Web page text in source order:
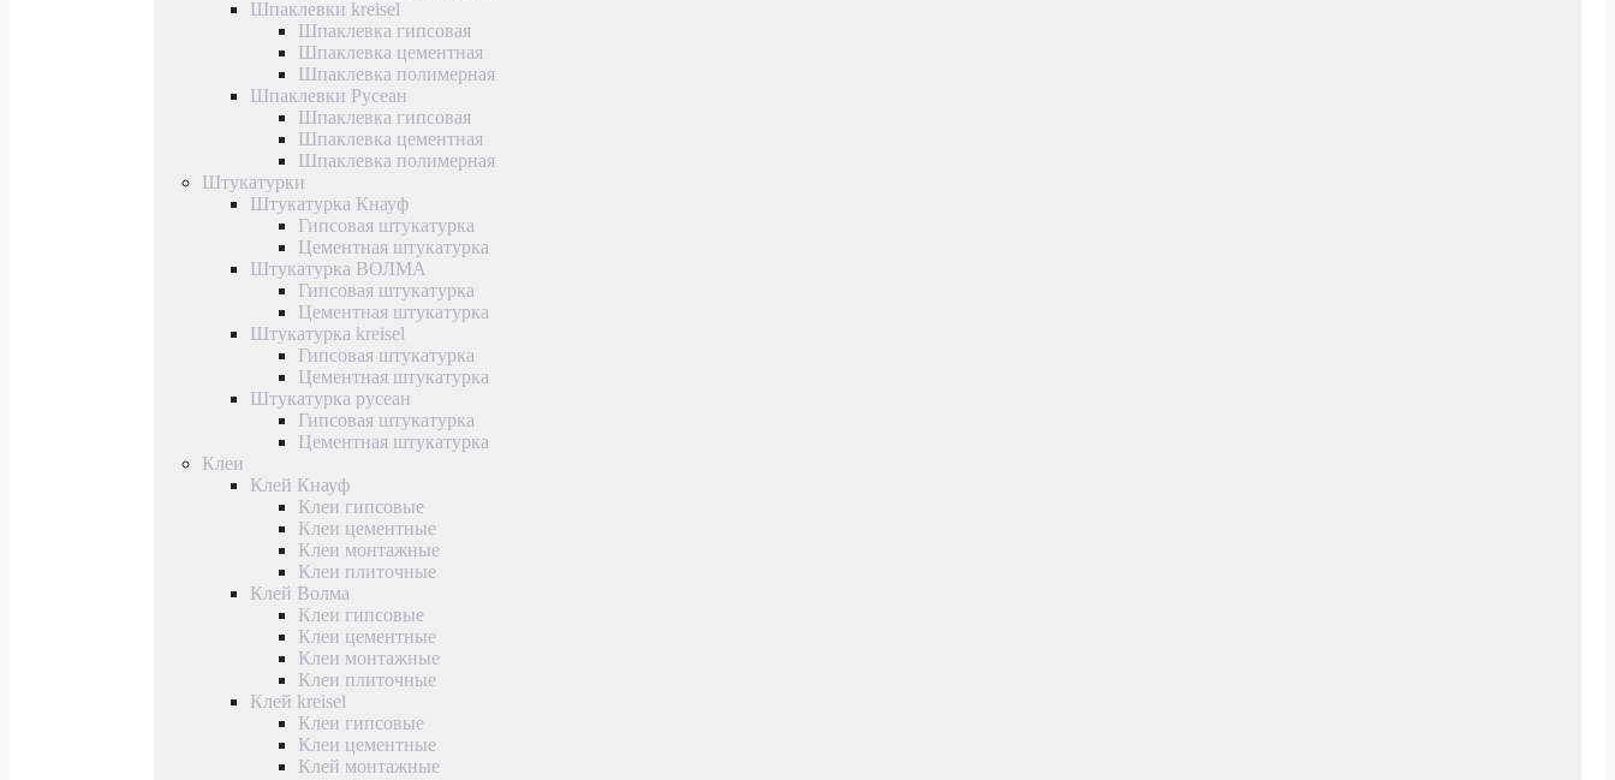
Шпаклевки kreisel
Шпаклевка гипсовая
Шпаклевка цементная
Шпаклевка полимерная
Шпаклевки Русеан
Шпаклевка гипсовая
Шпаклевка цементная
Шпаклевка полимерная
Штукатурки
Штукатурка Кнауф
Гипсовая штукатурка
Цементная штукатурка
Штукатурка ВОЛМА
Гипсовая штукатурка
Цементная штукатурка
Штукатурка kreisel
Гипсовая штукатурка
Цементная штукатурка
Штукатурка русеан
Гипсовая штукатурка
Цементная штукатурка
Клеи
Клей Кнауф
Клеи гипсовые
Клеи цементные
Клеи монтажные
Клеи плиточные
Клей Волма
Клеи гипсовые
Клеи цементные
Клеи монтажные
Клеи плиточные
Клей kreisel
Клеи гипсовые
Клеи цементные
Клей монтажные